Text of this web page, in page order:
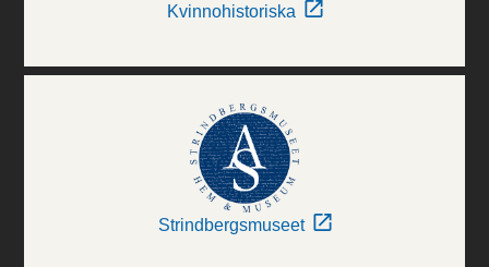
Kvinnohistoriska
Strindbergsmuseet